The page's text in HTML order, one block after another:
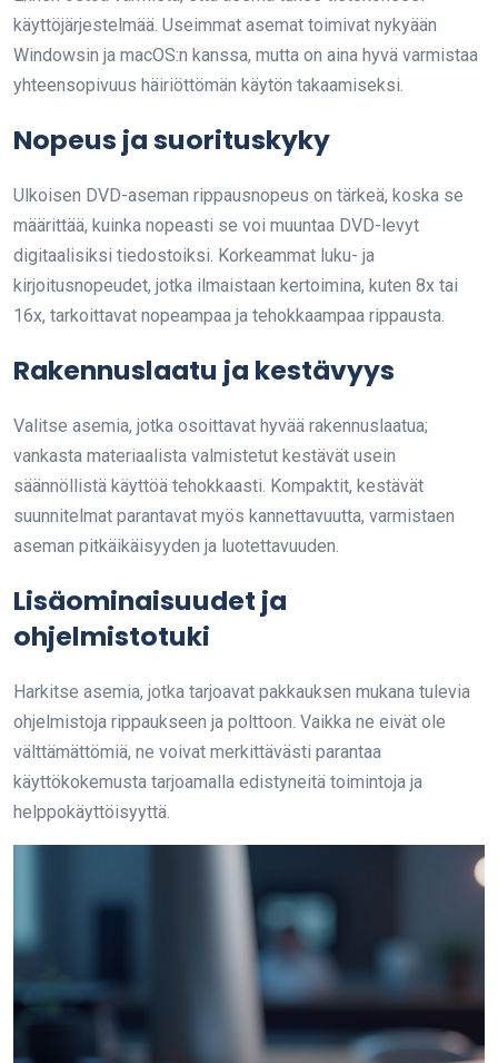
käyttöjärjestelmää. Useimmat asemat toimivat nykyään
Windowsin ja macOS:n kanssa, mutta on aina hyvä varmistaa
yhteensopivuus häiriöttömän käytön takaamiseksi.
Nopeus ja suorituskyky
Ulkoisen DVD-aseman rippausnopeus on tärkeä, koska se
määrittää, kuinka nopeasti se voi muuntaa DVD-levyt
digitaalisiksi tiedostoiksi. Korkeammat luku- ja
kirjoitusnopeudet, jotka ilmaistaan kertoimina, kuten 8x tai
16x, tarkoittavat nopeampaa ja tehokkaampaa rippausta.
Rakennuslaatu ja kestävyys
Valitse asemia, jotka osoittavat hyvää rakennuslaatua;
vankasta materiaalista valmistetut kestävät usein
säännöllistä käyttöä tehokkaasti. Kompaktit, kestävät
suunnitelmat parantavat myös kannettavuutta, varmistaen
aseman pitkäikäisyyden ja luotettavuuden.
Lisäominaisuudet ja
ohjelmistotuki
Harkitse asemia, jotka tarjoavat pakkauksen mukana tulevia
ohjelmistoja rippaukseen ja polttoon. Vaikka ne eivät ole
välttämättömiä, ne voivat merkittävästi parantaa
käyttökokemusta tarjoamalla edistyneitä toimintoja ja
helppokäyttöisyyttä.